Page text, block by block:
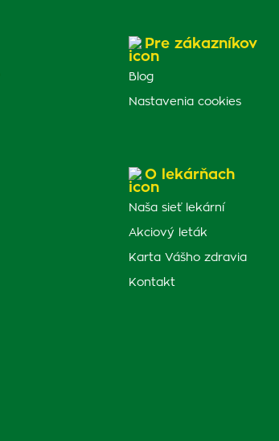
Pre zákazníkov
Blog
Nastavenia cookies
O lekárňach
Naša sieť lekární
Akciový leták
Karta Vášho zdravia
Kontakt